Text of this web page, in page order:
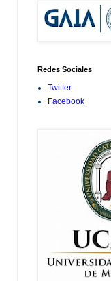
Redes Sociales
Twitter
Facebook